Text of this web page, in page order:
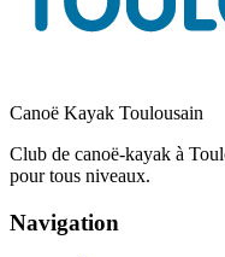
Canoë Kayak Toulousain
Club de canoë-kayak à
pour tous niveaux.
Navigation